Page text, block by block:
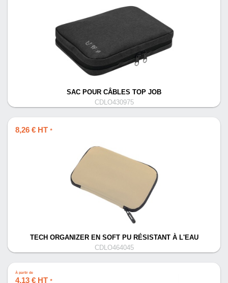
SAC POUR CÂBLES TOP JOB
CDLO430975
8,26 € HT *
TECH ORGANIZER EN SOFT PU RÉSISTANT À L'EAU
CDLO464045
À partir de
4,13 € HT *